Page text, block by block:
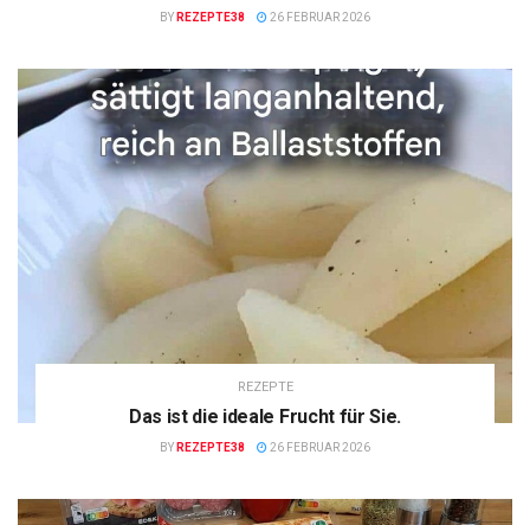
BY REZEPTE38 26 FEBRUAR 2026
REZEPTE
Das ist die ideale Frucht für Sie.
BY REZEPTE38 26 FEBRUAR 2026